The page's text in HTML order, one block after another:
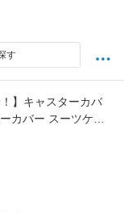
す
】キャスターカバ
カバー スーツケー
8本 キャスターカ
ケースカバー キャ
スターカバー 1個 2